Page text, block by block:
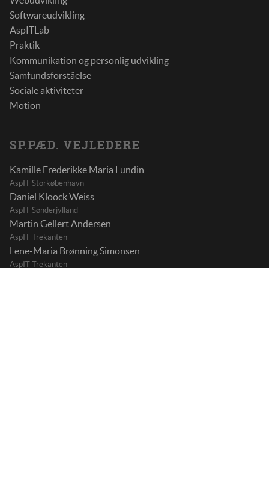
Softwareudvikling
AspITLab
Praktik
Kommunikation og personlig udvikling
Samfundsforståelse
Sociale aktiviteter
Motion
SP.PÆD. VEJLEDERE
Kamille Frederikke Maria Lundin
AspIT Storkøbenhavn
Daniel Kloock Weiss
AspIT Sønderjylland
Martin Gellert Andersen
AspIT Trekanten
Lene-Maria Brønning Simonsen
AspIT Trekanten